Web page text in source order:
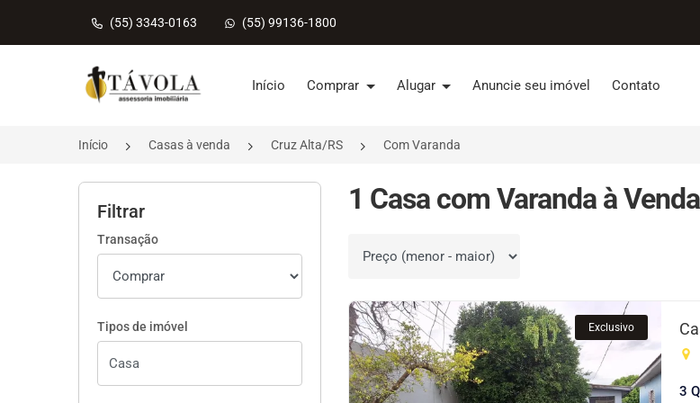
(55) 3343-0163 (55) 99136-1800
Página inicial
Início Comprar Alugar Anuncie seu imóvel Contato
Início Casas à venda Cruz Alta/RS Com Varanda
Filtrar
Transação
Tipos de imóvel
1 Casa com Varanda à
Ordenar por
Exclusivo
3